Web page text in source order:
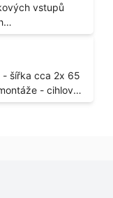
vstupů
se o
a proskleném
bez zárubní